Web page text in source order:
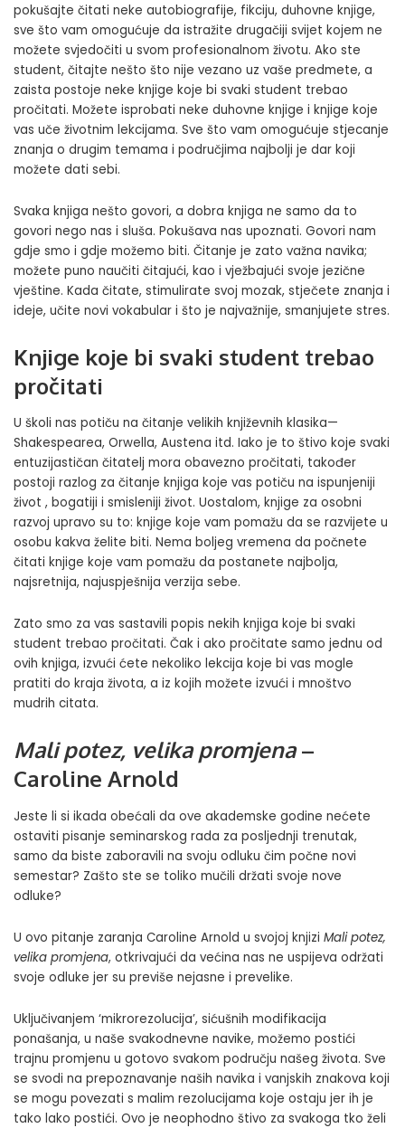
pokušajte čitati neke autobiografije, fikciju, duhovne knjige,
sve što vam omogućuje da istražite drugačiji svijet kojem ne
možete svjedočiti u svom profesionalnom životu. Ako ste
student, čitajte nešto što nije vezano uz vaše predmete, a
zaista postoje neke knjige koje bi svaki student trebao
pročitati. Možete isprobati neke duhovne knjige i knjige koje
vas uče životnim lekcijama. Sve što vam omogućuje stjecanje
znanja o drugim temama i područjima najbolji je dar koji
možete dati sebi.
Svaka knjiga nešto govori, a dobra knjiga ne samo da to
govori nego nas i sluša. Pokušava nas upoznati. Govori nam
gdje smo i gdje možemo biti. Čitanje je zato važna navika;
možete puno naučiti čitajući, kao i vježbajući svoje jezične
vještine. Kada čitate, stimulirate svoj mozak, stječete znanja i
ideje, učite novi vokabular i što je najvažnije, smanjujete stres.
Knjige koje bi svaki student trebao
pročitati
U školi nas potiču na čitanje velikih književnih klasika—
Shakespearea, Orwella, Austena itd. Iako je to štivo koje svaki
entuzijastičan čitatelj mora obavezno pročitati, također
postoji razlog za čitanje knjiga koje vas potiču na ispunjeniji
život , bogatiji i smisleniji život. Uostalom, knjige za osobni
razvoj upravo su to: knjige koje vam pomažu da se razvijete u
osobu kakva želite biti. Nema boljeg vremena da počnete
čitati knjige koje vam pomažu da postanete najbolja,
najsretnija, najuspješnija verzija sebe.
Zato smo za vas sastavili popis nekih knjiga koje bi svaki
student trebao pročitati. Čak i ako pročitate samo jednu od
ovih knjiga, izvući ćete nekoliko lekcija koje bi vas mogle
pratiti do kraja života, a iz kojih možete izvući i mnoštvo
mudrih citata.
Mali potez, velika promjena–
Caroline Arnold
Jeste li si ikada obećali da ove akademske godine nećete
ostaviti pisanje seminarskog rada za posljednji trenutak,
samo da biste zaboravili na svoju odluku čim počne novi
semestar? Zašto ste se toliko mučili držati svoje nove
odluke?
U ovo pitanje zaranja Caroline Arnold u svojoj knjizi Mali potez,
velika promjena, otkrivajući da većina nas ne uspijeva održati
svoje odluke jer su previše nejasne i prevelike.
Uključivanjem ‘mikrorezolucija’, sićušnih modifikacija
ponašanja, u naše svakodnevne navike, možemo postići
trajnu promjenu u gotovo svakom području našeg života. Sve
se svodi na prepoznavanje naših navika i vanjskih znakova koji
se mogu povezati s malim rezolucijama koje ostaju jer ih je
tako lako postići. Ovo je neophodno štivo za svakoga tko želi